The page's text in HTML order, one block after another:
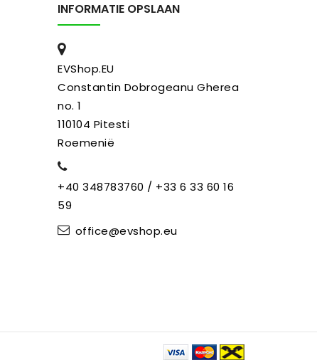
INFORMATIE OPSLAAN
EVShop.EU
Constantin Dobrogeanu Gherea
no. 1
110104 Pitesti
Roemenië
+40 348783760 / +33 6 33 60 16
59
office@evshop.eu